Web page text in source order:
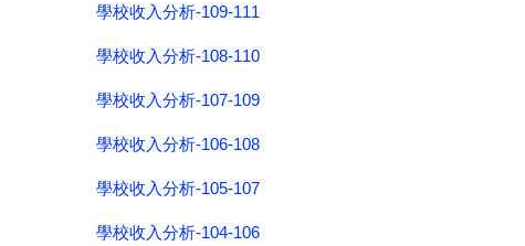
學校收入分析-109-111
學校收入分析-108-110
學校收入分析-107-109
學校收入分析-106-108
學校收入分析-105-107
學校收入分析-104-106